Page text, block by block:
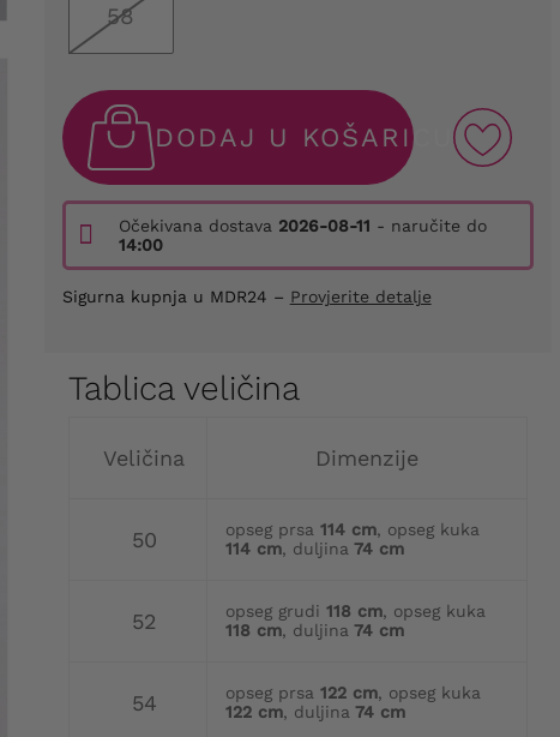
58
DODAJ U KOŠARICU
Očekivana dostava 2026-08-11 - naručite do
14:00
Sigurna kupnja u MDR24 – Provjerite detalje
Tablica veličina
Veličina Dimenzije
50 opseg prsa 114 cm, opseg kuka
114 cm, duljina 74 cm
52 opseg grudi 118 cm, opseg kuka
118 cm, duljina 74 cm
54 opseg prsa 122 cm, opseg kuka
122 cm, duljina 74 cm